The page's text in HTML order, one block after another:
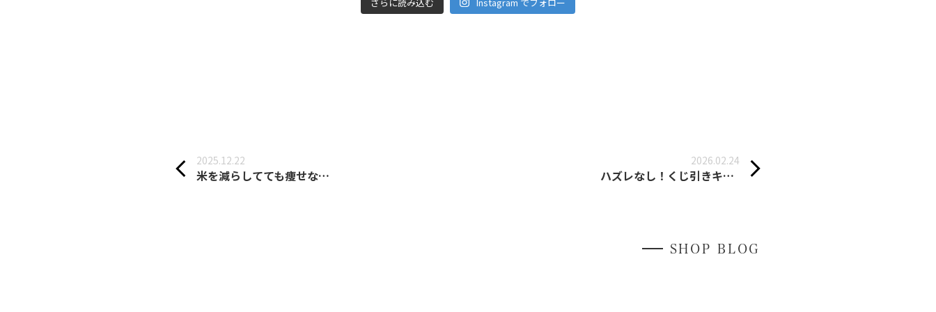
2025.12.22
米を減らしてても痩せない人がしなければいけないこと
2026.02.24
ハズレなし！くじ引きキャンペーン3月8日まで
SHOP BLOG